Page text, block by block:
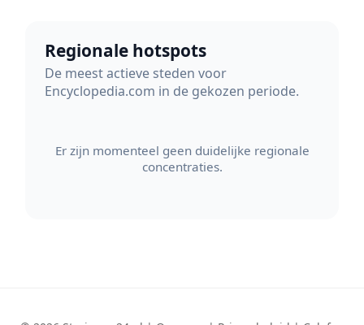
Regionale hotspots
De meest actieve steden voor
Encyclopedia.com in de gekozen periode.
Er zijn momenteel geen duidelijke regionale
concentraties.